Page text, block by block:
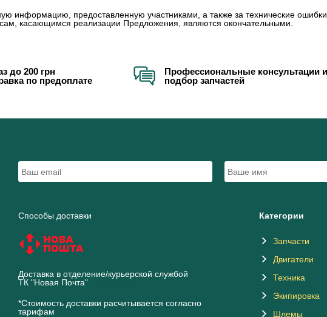
информацию, предоставленную участниками, а также за технические
касающимся реализации Предложения, являются окончательными.
до 200 грн
по предоплате
Профессиональные консультации и
подбор запчастей
Способы доставки
Доставка в отделение/курьерской службой
ТК "Новая Почта"
*Стоимость доставки расчитывается согласно
тарифам
Категории
Запчасти
Двигатели
Техника
Экипировка
Шлемы